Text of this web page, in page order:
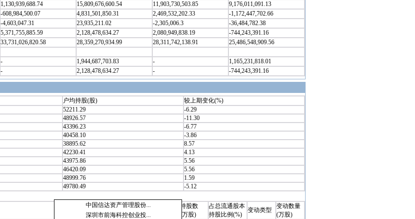
1,130,939,688.74 15,809,676,600.54 11,903,730,503.85
9,176,011,091.13
-608,984,500.07 4,831,501,850.31 2,469,532,202.33
-1,172,447,702.66
-4,603,047.31 23,935,211.02 -2,305,006.3
-36,484,782.38
5,371,755,885.59 2,128,478,634.27 2,080,949,838.19
-744,243,391.16
33,731,026,820.58 28,359,270,934.99 28,311,742,138.91
25,486,548,909.56
- 1,944,687,703.83 -
1,165,231,818.01
- 2,128,478,634.27 - -744,243,391.16
户均持股(股)
较上期变化(%)
52211.29
-6.29
48926.57
-11.30
43396.23
-6.77
40458.10
-3.86
38895.62
8.57
42230.41
4.13
43975.86
5.56
46420.09
5.56
48999.76
1.59
49780.49 -5.12
中国信达资产管理股份...
深圳市前海科控创业投...
持股数
(万股)
占总流通股本
持股比例(%)
变动类型
变动数量
(万股)